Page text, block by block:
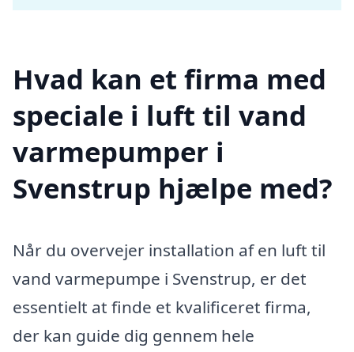
Hvad kan et firma med
speciale i luft til vand
varmepumper i
Svenstrup hjælpe med?
Når du overvejer installation af en luft til
vand varmepumpe i Svenstrup, er det
essentielt at finde et kvalificeret firma,
der kan guide dig gennem hele